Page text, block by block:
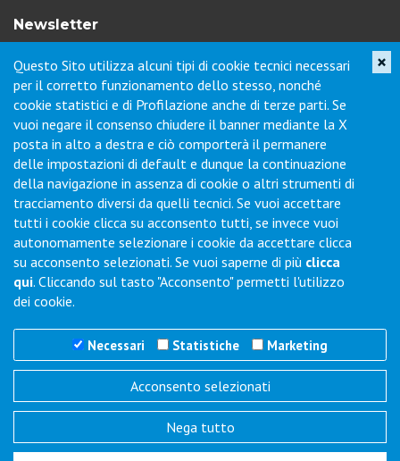
Newsletter
Iscriviti per ricevere novità di prodotto, servizi, porte aperte e
offerte dei nostri punti vendita.
Contatti
Via Collodi, 1 - Loc. Chiano - 50028 Barberino Tavarnelle (FI) -
Italy
Tel.+39 0577-6501Fax+39 0577-650216
Commenti / Richieste
Trigano Servizi S.r.l.
REA N° SI 143123 - Cap. Soc. 100.000 i.v.
Questo Sito utilizza alcuni tipi di cookie tecnici necessari
per il corretto funzionamento dello stesso, nonché
cookie statistici e di Profilazione anche di terze parti. Se
vuoi negare il consenso chiudere il banner mediante la X
posta in alto a destra e ciò comporterà il permanere
delle impostazioni di default e dunque la continuazione
della navigazione in assenza di cookie o altri strumenti di
tracciamento diversi da quelli tecnici. Se vuoi accettare
tutti i cookie clicca su acconsento tutti, se invece vuoi
autonomamente selezionare i cookie da accettare clicca
su acconsento selezionati. Se vuoi saperne di più clicca
qui. Cliccando sul tasto "Acconsento" permetti l'utilizzo
dei cookie.
Necessari Statistiche Marketing
Acconsento selezionati
Nega tutto
×